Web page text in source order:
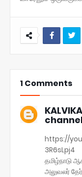
1 Comments
https://
3R6sLpj4
தமிழ்நாடு
அலுவலர்